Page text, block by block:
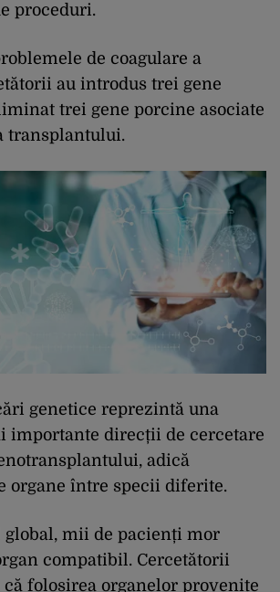
proceduri.
de coagulare a
au introdus trei gene
trei gene porcine asociate
transplantului.
genetice reprezintă una
importante direcții de cercetare
adică
organe între specii diferite.
mii de pacienți mor
compatibil. Cercetătorii
că folosirea organelor provenite